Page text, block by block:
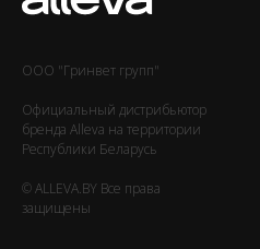
ООО "Гринвет групп"
Официальный дистрибьютор
бренда Alleva на территории
Республики Беларусь
© ALLEVA.BY Все права
защищены